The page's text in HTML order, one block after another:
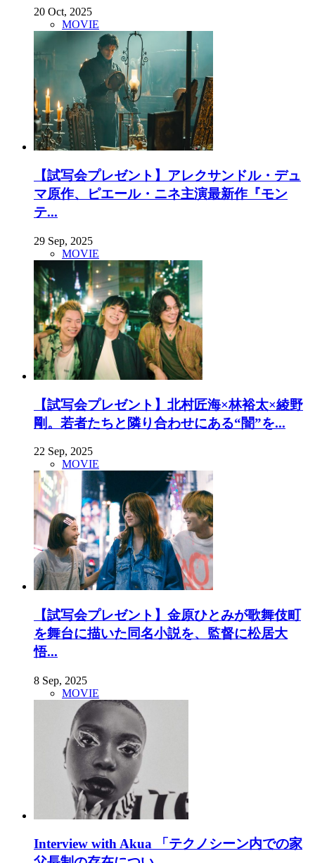
20 Oct, 2025
MOVIE
【試写会プレゼント】アレクサンドル・デュ
マ原作、ピエール・ニネ主演最新作『モン
テ...
29 Sep, 2025
MOVIE
【試写会プレゼント】北村匠海×林裕太×綾野
剛。若者たちと隣り合わせにある“闇”を...
22 Sep, 2025
MOVIE
【試写会プレゼント】金原ひとみが歌舞伎町
を舞台に描いた同名小説を、監督に松居大
悟...
8 Sep, 2025
MOVIE
Interview with Akua 「テクノシーン内での家